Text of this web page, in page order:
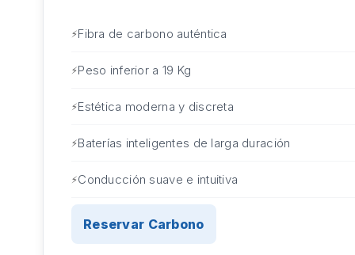
Fibra de carbono auténtica
Peso inferior a 19 Kg
Estética moderna y discreta
Baterías inteligentes de larga duración
Conducción suave e intuitiva
Reservar Carbono